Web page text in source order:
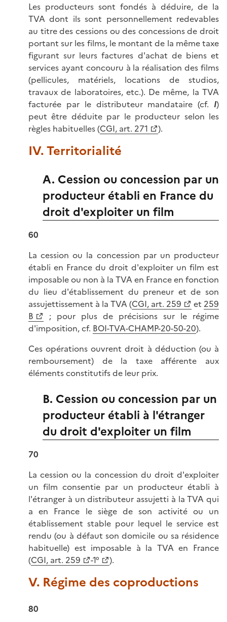
Les producteurs sont fondés à déduire, de la
TVA dont ils sont personnellement redevables
au titre des cessions ou des concessions de droit
portant sur les films, le montant de la même taxe
figurant sur leurs factures d'achat de biens et
services ayant concouru à la réalisation des films
(pellicules, matériels, locations de studios,
travaux de laboratoires, etc.). De même, la TVA
facturée par le distributeur mandataire (cf. I)
peut être déduite par le producteur selon les
règles habituelles (CGI, art. 271 ).
IV. Territorialité
A. Cession ou concession par un
producteur établi en France du
droit d'exploiter un film
60
La cession ou la concession par un producteur
établi en France du droit d'exploiter un film est
imposable ou non à la TVA en France en fonction
du lieu d'établissement du preneur et de son
assujettissement à la TVA (CGI, art. 259 et 259
B
; pour plus de précisions sur le régime
d'imposition, cf. BOI-TVA-CHAMP-20-50-20).
Ces opérations ouvrent droit à déduction (ou à
remboursement) de la taxe afférente aux
éléments constitutifs de leur prix.
B. Cession ou concession par un
producteur établi à l'étranger
du droit d'exploiter un film
70
La cession ou la concession du droit d'exploiter
un film consentie par un producteur établi à
l'étranger à un distributeur assujetti à la TVA qui
a en France le siège de son activité ou un
établissement stable pour lequel le service est
rendu (ou à défaut son domicile ou sa résidence
habituelle) est imposable à la TVA en France
(CGI, art. 259 -1° ).
V. Régime des coproductions
80